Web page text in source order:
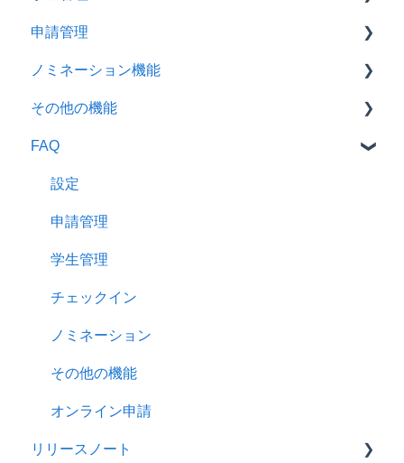
学生情報の登録
一括操作
在留カード管理機能
チェックイン
学生情報の出力
便利機能
申請管理
情報を入力する
書類ファイル関連機能
SpeedVisaから作成できる書類
ステータス管理
一括操作
データダウンロード
コミュニケーション
便利機能
オンライン申請
ノミネーション機能
学校管理画面用
その他の機能
メッセンジャー
アンケート
FAQ
設定
申請管理
学生管理
チェックイン
ノミネーション
その他の機能
オンライン申請
リリースノート